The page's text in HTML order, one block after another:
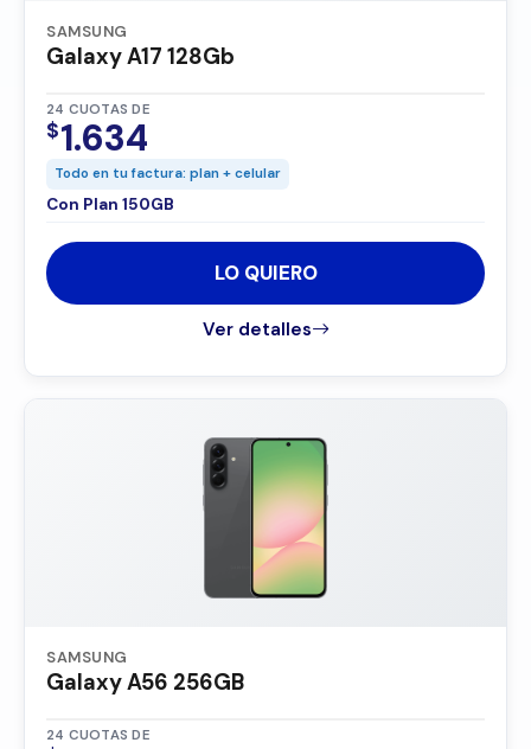
SAMSUNG
Galaxy A17 128Gb
24 CUOTAS DE
$1.634
Todo en tu factura: plan + celular
Con Plan 150GB
LO QUIERO
Ver detalles
SAMSUNG
Galaxy A56 256GB
24 CUOTAS DE